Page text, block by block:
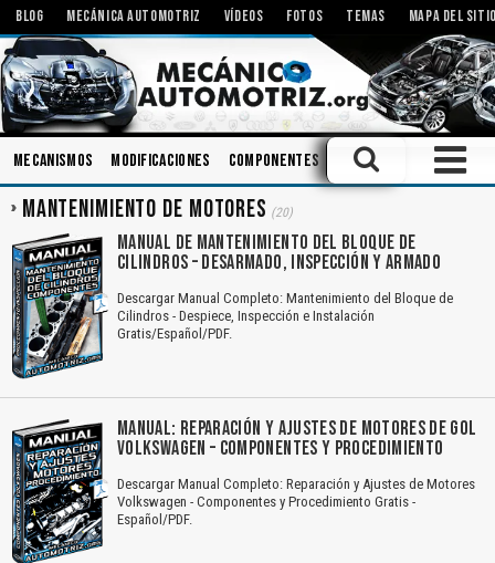
BLOG MECÁNICA AUTOMOTRIZ VÍDEOS FOTOS TEMAS MAPA DEL
Mecanismos Modificaciones Componentes Talleres Motores
MANTENIMIENTO DE MOTORES (20)
MANUAL DE MANTENIMIENTO DEL BLOQUE DE
CILINDROS – DESARMADO, INSPECCIÓN Y ARMADO
Descargar Manual Completo: Mantenimiento del Bloque de
Cilindros - Despiece, Inspección e Instalación
Gratis/Español/PDF.
MANUAL: REPARACIÓN Y AJUSTES DE MOTORES DE GOL
VOLKSWAGEN – COMPONENTES Y PROCEDIMIENTO
Descargar Manual Completo: Reparación y Ajustes de Motores
Volkswagen - Componentes y Procedimiento Gratis -
Español/PDF.